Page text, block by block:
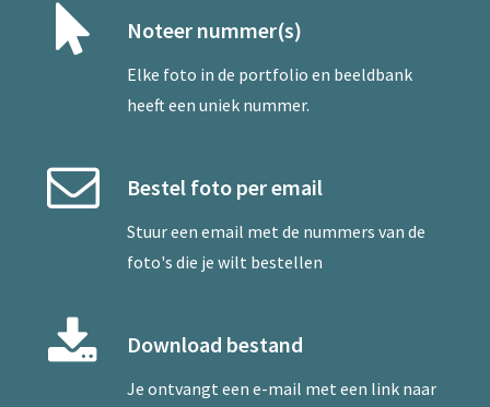
Noteer nummer(s)
Elke foto in de portfolio en beeldbank
heeft een uniek nummer.
Bestel foto per email
Stuur een email met de nummers van de
foto's die je wilt bestellen
Download bestand
Je ontvangt een e-mail met een link naar